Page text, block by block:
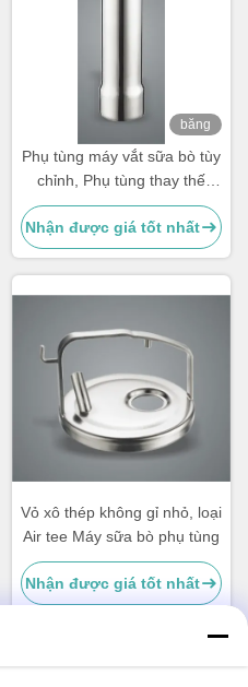
băng
Phụ tùng máy vắt sữa bò tùy
chỉnh, Phụ tùng thay thế
máy vắt sữa kiểu vỏ, Chụp
vú
Nhận được giá tốt nhất
Vỏ xô thép không gỉ nhỏ, loại
Air tee Máy sữa bò phụ tùng
Nhận được giá tốt nhất